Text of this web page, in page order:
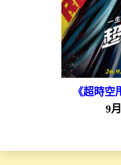
《超時空
9